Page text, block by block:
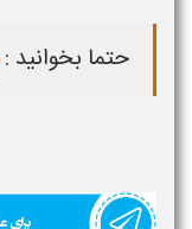
حتما بخوانید :